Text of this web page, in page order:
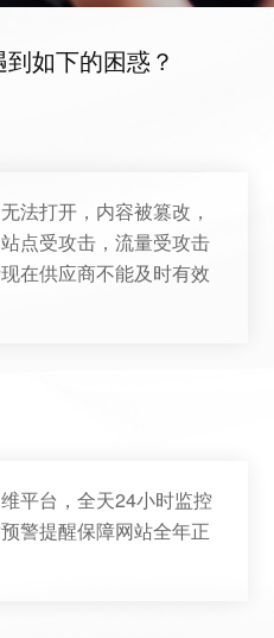
如下的困惑？
法打开，内容被篡改，
点受攻击，流量受攻击
在供应商不能及时有效
平台，全天24小时监控
警提醒保障网站全年正